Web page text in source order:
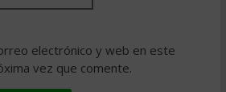
electrónico y web en este
vez que comente.